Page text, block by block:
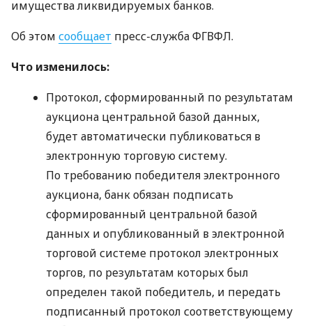
имущества ликвидируемых банков.
Об этом сообщает пресс-службаФГВФЛ.
Что изменилось:
Протокол, сформированный по результатам
аукциона центральной базой данных,
будет автоматически публиковаться в
электронную торговую систему.
По требованию победителя электронного
аукциона, банк обязан подписать
сформированный центральной базой
данных и опубликованный в электронной
торговой системе протокол электронных
торгов, по результатам которых был
определен такой победитель, и передать
подписанный протокол соответствующему